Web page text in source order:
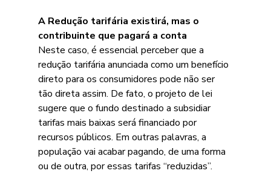
A Redução tarifária existirá, mas o
contribuinte que pagará a conta
Neste caso, é essencial perceber que a
redução tarifária anunciada como um benefício
direto para os consumidores pode não ser
tão direta assim. De fato, o projeto de lei
sugere que o fundo destinado a subsidiar
tarifas mais baixas será financiado por
recursos públicos. Em outras palavras, a
população vai acabar pagando, de uma forma
ou de outra, por essas tarifas “reduzidas”.